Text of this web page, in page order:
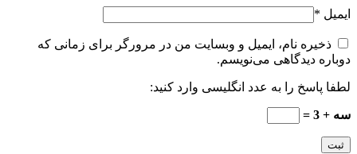
ایمیل *
ذخیره نام، ایمیل و وبسایت من در مرورگر برای زمانی که
دوباره دیدگاهی می‌نویسم.
لطفا پاسخ را به عدد انگلیسی وارد کنید:
سه + 3 =